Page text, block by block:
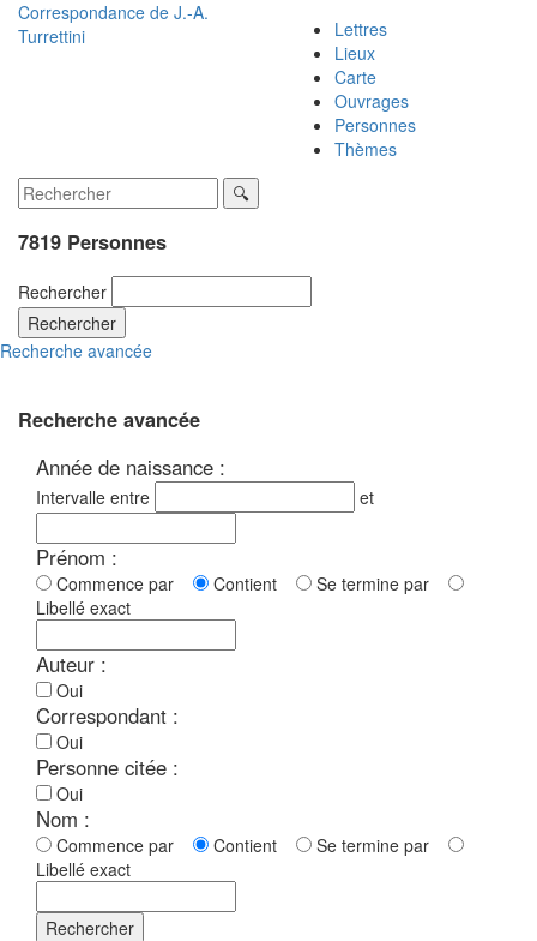
Correspondance de J.-A.
Turrettini
Lettres
Lieux
Carte
Ouvrages
Personnes
Thèmes
7819 Personnes
Rechercher
Rechercher
Recherche avancée
Recherche avancée
Année de naissance :
Intervalle entre et
Prénom :
Commence par Contient
Se termine par
Libellé exact
Auteur :
Oui
Correspondant :
Oui
Personne citée :
Oui
Nom :
Commence par Contient
Se termine par
Libellé exact
Rechercher